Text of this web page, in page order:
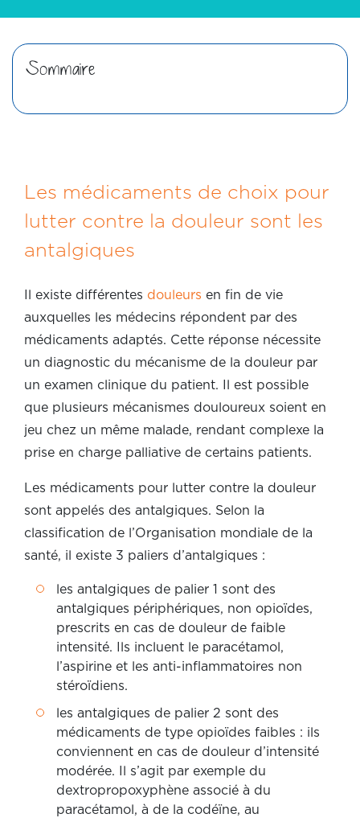
palliatifs et d’accompagnement de fin de
Sommaire
Les médicaments de choix pour
lutter contre la douleur sont les
antalgiques
Il existe différentes douleurs en fin de vie
auxquelles les médecins répondent par des
médicaments adaptés. Cette réponse nécessite
un diagnostic du mécanisme de la douleur par
un examen clinique du patient. Il est possible
que plusieurs mécanismes douloureux soient en
jeu chez un même malade, rendant complexe la
prise en charge palliative de certains patients.
Les médicaments pour lutter contre la douleur
sont appelés des antalgiques. Selon la
classification de l’Organisation mondiale de la
santé, il existe 3 paliers d’antalgiques :
les antalgiques de palier 1 sont des
antalgiques périphériques, non opioïdes,
prescrits en cas de douleur de faible
intensité. Ils incluent le paracétamol,
l’aspirine et les anti-inflammatoires non
stéroïdiens.
les antalgiques de palier 2 sont des
médicaments de type opioïdes faibles : ils
conviennent en cas de douleur d’intensité
modérée. Il s’agit par exemple du
dextropropoxyphène associé à du
paracétamol, à de la codéïne, au